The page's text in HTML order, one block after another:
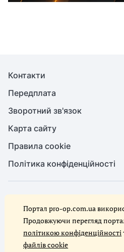
Контакти
Передплата
Зворотний зв'язок
Карта сайту
Правила cookie
Політика конфіденційності
Повне або часткове копіювання
цитування, публікація їх анотованих
письмового дозволу редакції сайту
Ми в соцмережах
Портал pro-op.com.ua
Продовжуючи перегляд
політикою конфіденційності
файлів cookie